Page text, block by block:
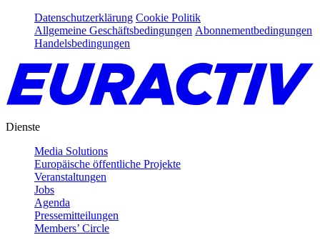
Datenschutzerklärung Cookie Politik
Allgemeine Geschäftsbedingungen Abonnementbedingungen
Handelsbedingungen
Dienste
Media Solutions
Europäische öffentliche Projekte
Veranstaltungen
Jobs
Agenda
Pressemitteilungen
Members’ Circle